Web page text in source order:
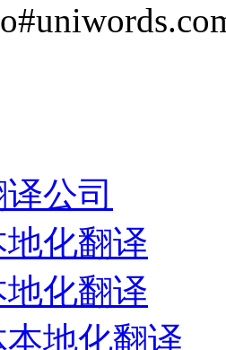
译公司
化翻译
地化翻译
地化翻译